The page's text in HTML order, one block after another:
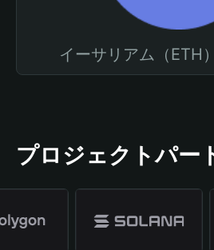
イーサリアム（ETH
プロジェクトパー